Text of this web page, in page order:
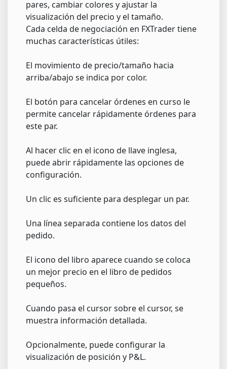
pares, cambiar colores y ajustar la
visualización del precio y el tamaño.
Cada celda de negociación en FXTrader tiene
muchas características útiles:
El movimiento de precio/tamaño hacia
arriba/abajo se indica por color.
El botón para cancelar órdenes en curso le
permite cancelar rápidamente órdenes para
este par.
Al hacer clic en el icono de llave inglesa,
puede abrir rápidamente las opciones de
configuración.
Un clic es suficiente para desplegar un par.
Una línea separada contiene los datos del
pedido.
El icono del libro aparece cuando se coloca
un mejor precio en el libro de pedidos
pequeños.
Cuando pasa el cursor sobre el cursor, se
muestra información detallada.
Opcionalmente, puede configurar la
visualización de posición y P&L.